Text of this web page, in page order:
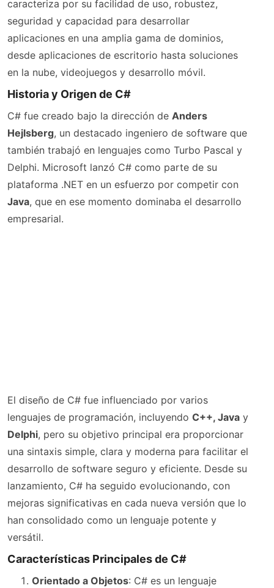
caracteriza por su facilidad de uso, robustez,
seguridad y capacidad para desarrollar
aplicaciones en una amplia gama de dominios,
desde aplicaciones de escritorio hasta soluciones
en la nube, videojuegos y desarrollo móvil.
Historia y Origen de C#
C# fue creado bajo la dirección de Anders
Hejlsberg, un destacado ingeniero de software que
también trabajó en lenguajes como Turbo Pascal y
Delphi. Microsoft lanzó C# como parte de su
plataforma .NET en un esfuerzo por competir con
Java, que en ese momento dominaba el desarrollo
empresarial.
El diseño de C# fue influenciado por varios
lenguajes de programación, incluyendo C++, Java y
Delphi, pero su objetivo principal era proporcionar
una sintaxis simple, clara y moderna para facilitar el
desarrollo de software seguro y eficiente. Desde su
lanzamiento, C# ha seguido evolucionando, con
mejoras significativas en cada nueva versión que lo
han consolidado como un lenguaje potente y
versátil.
Características Principales de C#
Orientado a Objetos: C# es un lenguaje